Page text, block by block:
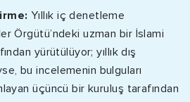
Yıllık iç denetleme
Örgütü’ndeki uzman bir İslami
yürütülüyor; yıllık dış
bu incelemenin bulguları
üçüncü bir kuruluş tarafından